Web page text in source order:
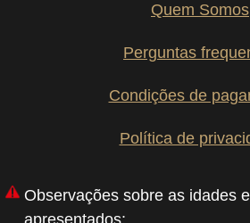
Quem Somos
Perguntas
Condições de
Política de
Observações sobre as idades
apresentados: